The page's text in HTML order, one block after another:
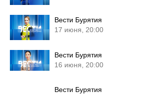
Вести Бурятия
17 июня, 20:00
Вести Бурятия
16 июня, 20:00
Вести Бурятия